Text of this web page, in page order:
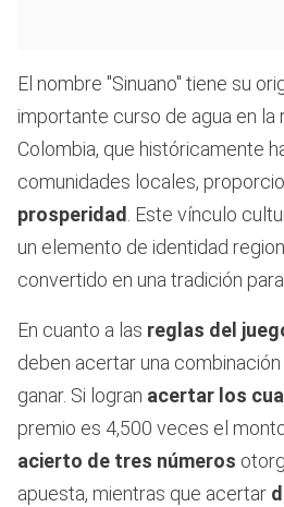
El nombre "Sinuano" tiene su
importante curso de agua en la
Colombia, que históricamente
comunidades locales,
prosperidad. Este vínculo
un elemento de identidad
convertido en una tradición
En cuanto a las reglas del
deben acertar una
ganar. Si logran acertar los
premio es 4,500 veces el
acierto de tres números
apuesta, mientras que acertar